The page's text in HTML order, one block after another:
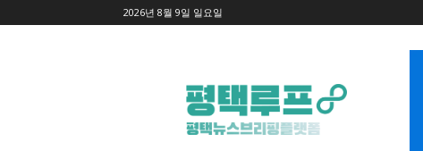
2026년 8월 9일 일요일